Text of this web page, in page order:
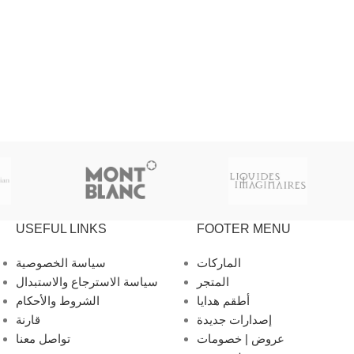
USEFUL LINKS
سياسة الخصوصية
سياسة الاسترجاع والاستبدال
الشروط والأحكام
قارنة
تواصل معنا
FOOTER MENU
الماركات
المتجر
أطقم هدايا
إصدارات جديدة
عروض | خصومات